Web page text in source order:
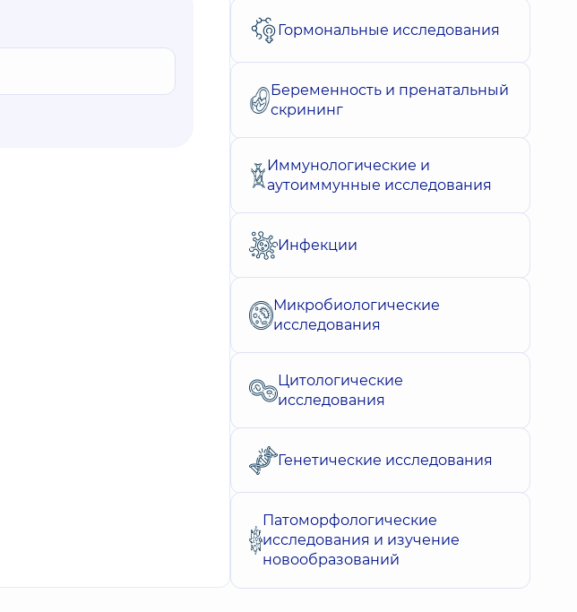
Гормональные исследования
Беременность и пренатальный
скрининг
Иммунологические и
аутоиммунные исследования
Инфекции
Микробиологические
исследования
Цитологические
исследования
Генетические исследования
Патоморфологические
исследования и изучение
новообразований